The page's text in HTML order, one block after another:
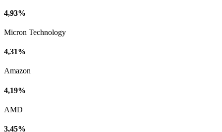
4,93%
Micron Technology
4,31%
Amazon
4,19%
AMD
3,45%